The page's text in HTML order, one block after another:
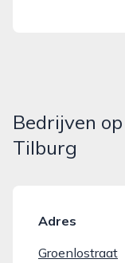
Bedrijven
Tilburg
Adres
Groenlostraat